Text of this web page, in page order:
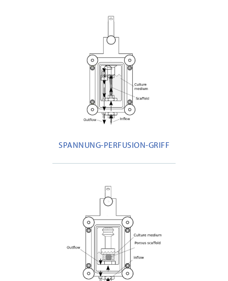
SPANNUNG-PERFUSION-GRIFF